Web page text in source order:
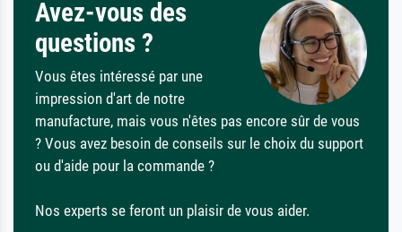
Avez-vous des
questions ?
Vous êtes intéressé par une
impression d'art de notre
manufacture, mais vous n'êtes pas encore sûr de vous
? Vous avez besoin de conseils sur le choix du support
ou d'aide pour la commande ?
Nos experts se feront un plaisir de vous aider.